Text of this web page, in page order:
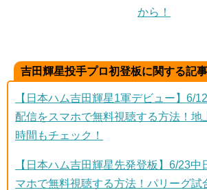
から！
吉田輝星投手プロ初登板に関する記
【日本ハム吉田輝星1軍デビュー】6/
配信をスマホで無料視聴する方法！地
時間もチェック！
【日本ハム吉田輝星先発登板】6/23中
マホで無料視聴する方法！パリーグ試